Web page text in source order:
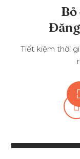
Bỏ
Tiết kiệm thời